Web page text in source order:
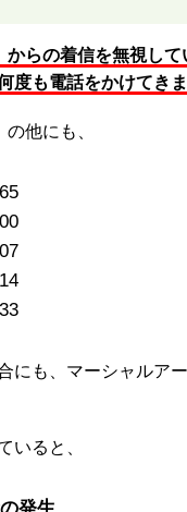
からの着信を無視し
度も電話をかけてきま
他にも、
にも、マーシャルア
いると、